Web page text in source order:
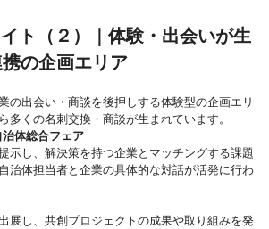
ト（２）｜体験・出会いが生
の企画エリア
の出会い・商談を後押しする体験型の企画エリ
多くの名刺交換・商談が生まれています。
体総合フェア
示し、解決策を持つ企業とマッチングする課題
治体担当者と企業の具体的な対話が活発に行わ
展し、共創プロジェクトの成果や取り組みを発